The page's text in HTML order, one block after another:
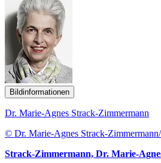
Bildinformationen
Dr. Marie-Agnes Strack-Zimmermann
© Dr. Marie-Agnes Strack-Zimmermann/
Strack-Zimmermann, Dr. Marie-